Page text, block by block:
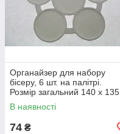
Органайзер для набору
бісеру, 6 шт. на палітрі.
Розмір загальний 140 х 135
мм.
В наявності
74 ₴